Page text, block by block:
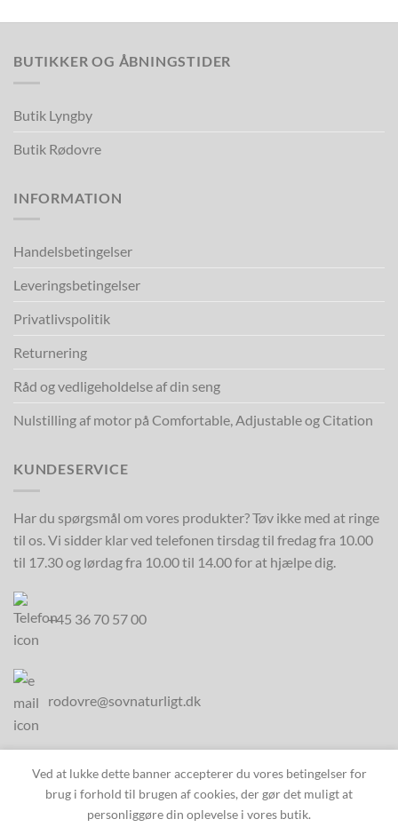
BUTIKKER OG ÅBNINGSTIDER
Butik Lyngby
Butik Rødovre
INFORMATION
Handelsbetingelser
Leveringsbetingelser
Privatlivspolitik
Returnering
Råd og vedligeholdelse af din seng
Nulstilling af motor på Comfortable, Adjustable og Citation
KUNDESERVICE
Har du spørgsmål om vores produkter? Tøv ikke med at ringe
til os. Vi sidder klar ved telefonen tirsdag til fredag fra 10.00
til 17.30 og lørdag fra 10.00 til 14.00 for at hjælpe dig.
+45 36 70 57 00
rodovre@sovnaturligt.dk
Ved at lukke dette banner accepterer du vores betingelser for
brug i forhold til brugen af cookies, der gør det muligt at
personliggøre din oplevelse i vores butik.